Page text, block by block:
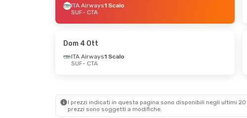
- Ven 4 Set
CTA
- SUF
ITA Airways1 Scalo
SUF- CTA
Dom 4 Ott
ITA Airways1 Scalo
SUF- CTA
I prezzi indicati in questa pagina sono disponibili negli ultimi
prezzi sono soggetti a modifiche.